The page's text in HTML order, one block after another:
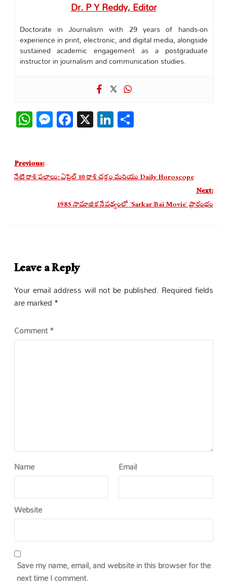
Dr. P Y Reddy, Editor
Doctorate in Journalism with 29 years of hands-on
experience in print, electronic, and digital media, alongside
sustained academic engagement as a postgraduate
instructor in journalism and communication studies.
WhatsApp
Messenger
Facebook
X LinkedIn
Share
Post
navigation
Previous:
నేటి రాశి ఫలాలు: ఏప్రిల్ 10 రాశి చక్రం మరియు Daily Horoscope
Next:
1985 సామాజిక నేపథ్యంలో ‘Sarkar Bai Movie’ ప్రారంభం
Leave a Reply
Your email address will not be published. Required fields
are marked *
Comment*
Name Email
Website
Save my name, email, and website in this browser for the
next time I comment.